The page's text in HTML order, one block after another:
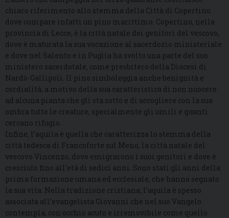
chiaro riferimento allo stemma della Città di Copertino
dove compare infatti un pino marittimo. Copertino, nella
provincia di Lecce, è la città natale dei genitori del vescovo,
dove è maturata la sua vocazione al sacerdozio ministeriale
e dove nel Salento e in Puglia ha svolto una parte del suo
ministero sacerdotale, come presbitero della Diocesi di
Nardò-Gallipoli. Il pino simboleggia anche benignità e
cordialità, a motivo della sua caratteristica di non nuocere
ad alcuna pianta che gli sta sotto e di accogliere con la sua
ombra tutte le creature, specialmente gli umili e quanti
cercano rifugio.
Infine, l’aquila è quella che caratterizza lo stemma della
città tedesca di Francoforte sul Meno, la città natale del
vescovo Vincenzo, dove emigrarono i suoi genitori e dove è
cresciuto fino all’età di sedici anni. Sono stati gli anni della
prima formazione umana ed ecclesiale, che hanno segnato
la sua vita. Nella tradizione cristiana, l’aquila è spesso
associata all’evangelista Giovanni che nel suo Vangelo
contempla, con occhio acuto e irremovibile come quello